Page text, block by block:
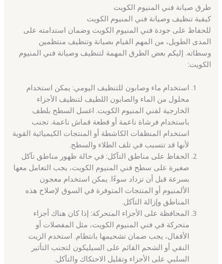
طرق صيانة فني المنيوم الكويت
كيفية تنظيف وصيانة فني المنيوم الكويت
للحفاظ على جودة فني المنيوم الكويت وضمان استدامته على
المدى الطويل، من المهم القيام بصيانة وتنظيف منتظمين
وسطاته. إليكم بعض الطرق المهمة لتنظيف وصيانة فني المنيوم
الكويت:
استخدام ماء وصابون للتنظيف اليومي: يمكن استخدام
محلول من الماء والصابون اللطيف لتنظيف الأجزاء
الخارجية لفني المنيوم الكويت. اغسل السطح بلطف
باستخدام فرشاة ناعمة أو قطعة قماش ناعمة. تجنب
استخدام المنظفات الكاشطة أو المنتجات الكيميائية القوية
لأنها قد تتسبب في تلف الطلاء والسطح.
الحفاظ على مناطق التآكل: في حالة ظهور مناطق تآكل
صغيرة على سطح فني المنيوم الكويت، يجب التعامل معها
بسرعة قبل أن تزداد سوءًا. يمكن استخدام معجون
الألمنيوم أو المنتجات المتوفرة في السوق لإصلاح هذه
المناطق وإزالة التآكل.
المحافظة على الأجزاء المتحركة: إذا كان هناك أجزاء
متحركة في فني المنيوم الكويت، مثل المفصلات أو
الأقفال، يجب ضمان تشحيمها بانتظام. استخدم الزيت
النقي أو الشحم القائم على السيليكون لتجنب التأثير
السلبي على الأجزاء وتقليل الاحتكاك والتآكل.